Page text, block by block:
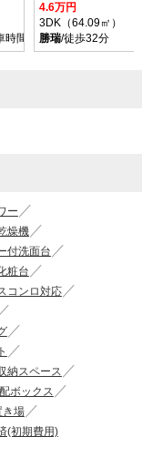
時間3分 停歩2分
4.6万円
3DK（64.09㎡）
勝瑞/徒歩32分
ー
燥機
付洗面台
粧台
コンロ対応
納スペース
ボックス
き場
(初期費用)